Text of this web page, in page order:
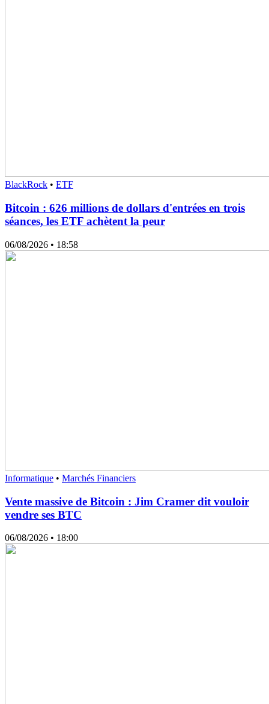
BlackRock • ETF
Bitcoin : 626 millions de dollars d'entrées en trois
séances, les ETF achètent la peur
06/08/2026 • 18:58
Informatique • Marchés Financiers
Vente massive de Bitcoin : Jim Cramer dit vouloir
vendre ses BTC
06/08/2026 • 18:00